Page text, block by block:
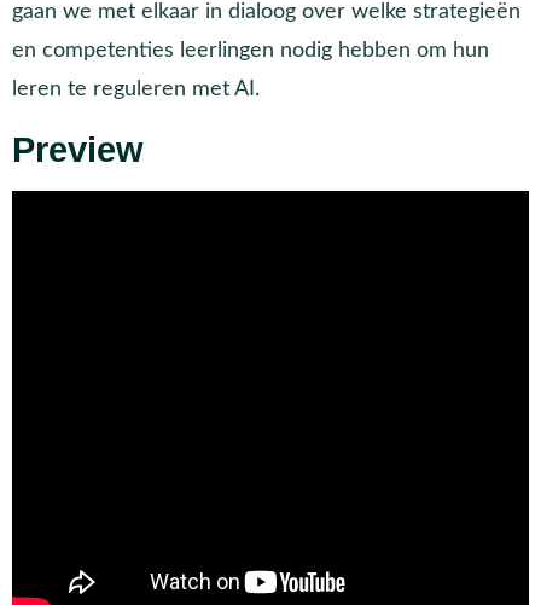
gaan we met elkaar in dialoog over welke strategieën
en competenties leerlingen nodig hebben om hun
leren te reguleren met AI.
Preview